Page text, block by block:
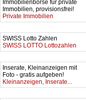
Immobilienbörse für private
Immobilien, provisionsfrei!
Private Immobilien
SWISS Lotto Zahlen
SWISS LOTTO Lottozahlen
Inserate, Kleinanzeigen mit
Foto - gratis aufgeben!
Kleinanzeigen, Inserate...